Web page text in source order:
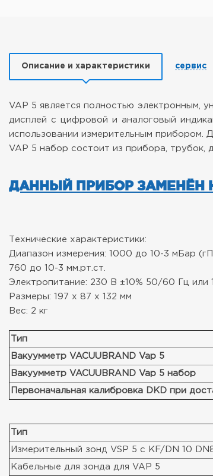
Описание и характеристики сервис
VAP 5 является полностью электронным,
дисплей с цифровой и аналоговый
использовании измерительным прибором.
VAP 5 набор состоит из прибора, трубок,
ДАННЫЙ ПРИБОР ЗАМЕНЁН
Технические характеристики:
Диапазон измерения: 1000 до 10-3 мБар
760 до 10-3 мм.рт.ст.
Электропитание: 230 В ±10% 50/60 Гц или
Размеры: 197 x 87 x 132 мм
Вес: 2 кг
Тип
Вакуумметр VACUUBRAND Vap 5
Вакуумметр VACUUBRAND Vap 5 набор
Первоначальная калибровка DKD при
Тип
Измерительный зонд VSP 5 с KF/DN 10
Кабельные для зонда для VAP 5